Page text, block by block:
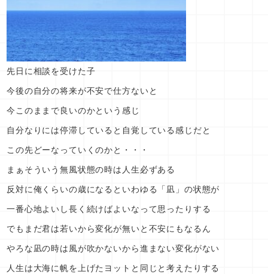
先日に相談を受けた子
今後の自分の将来が不安で仕方ないと
今このままで良いのかという感じ
自分なりには停滞していると自覚している感じだと
この先どーなっていくのかと・・・
まぁそういう無風状態の時は人生必ずある
反対に俺くらいの歳になるといわゆる「凪」の状態が
一番心地よいし長く続けばよいなって思ったりする
でもまだ君は若いから変化が無いと不安にもなるん
やろな凪の時は風が吹かないから進まない変化がない
人生は大海に帆を上げたヨットと同じと考えたりする